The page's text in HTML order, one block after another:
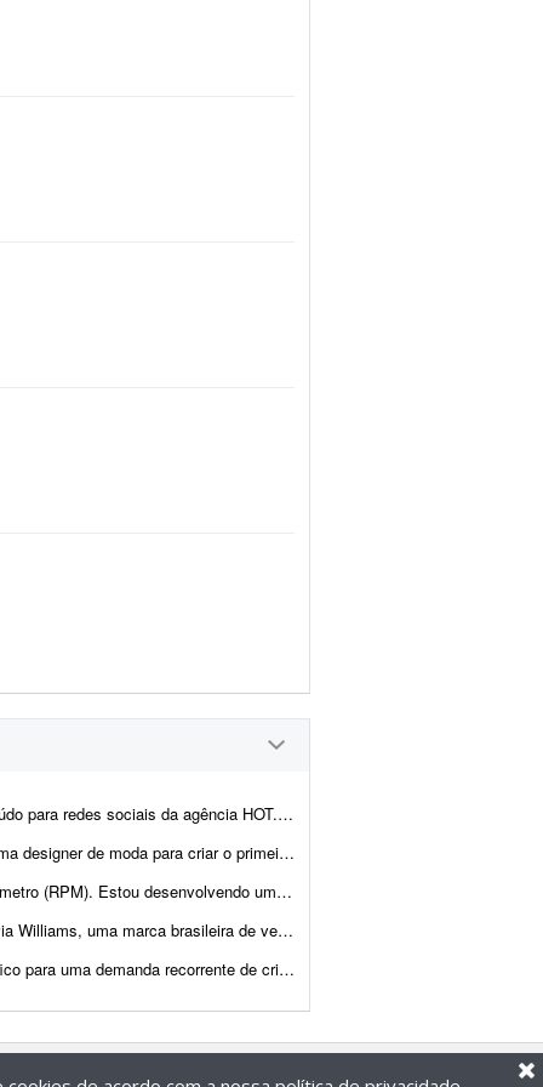
- 5 artes para Stories (Instagram) - 3 artes para Feed (Instagram) Exi...
da coleção. O objetivo deste projeto é desenvolver 1 conjun...
(medidor de RPM) e preciso de um profissional ...
autoral que une moda, cinema, memória e construção de universo...
de conteúdos para redes sociais. O trabalho terá dur...